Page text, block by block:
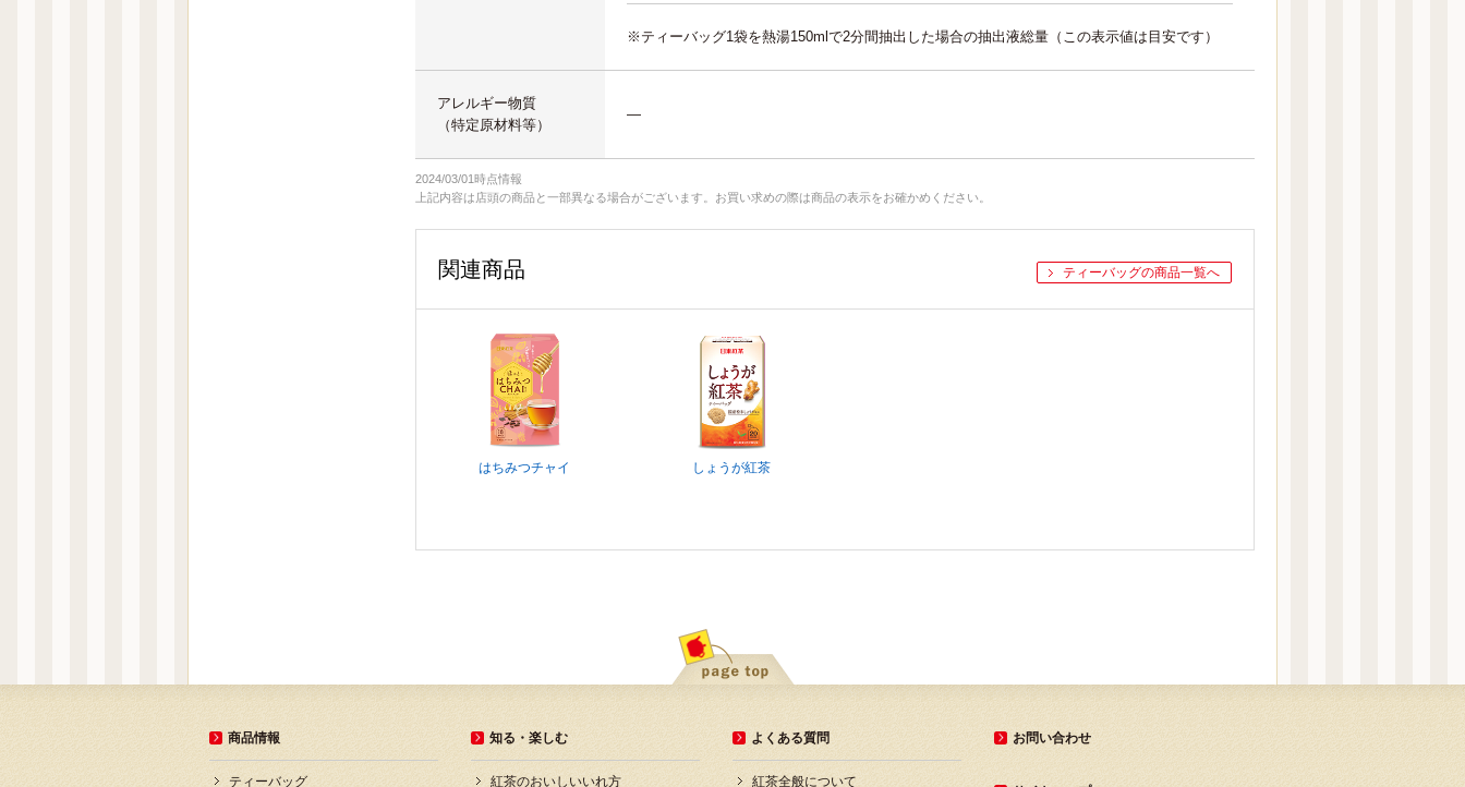
※ティーバッグ1袋を熱湯150mlで2分間抽出した場合の抽出液総量（この表示値は目安です）
アレルギー物質
（特定原材料等）
―
2024/03/01時点情報
上記内容は店頭の商品と一部異なる場合がございます。お買い求めの際は商品の表示をお確かめください。
関連商品 ティーバッグの商品一覧へ
はちみつチャイ しょうが紅茶
商品情報
ティーバッグ
知る・楽しむ
紅茶のおいしいいれ方
よくある質問
紅茶全般について
お問い合わせ